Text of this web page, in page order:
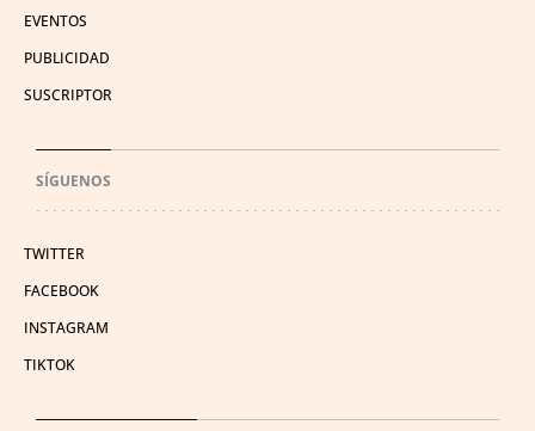
EVENTOS
PUBLICIDAD
SUSCRIPTOR
SÍGUENOS
TWITTER
FACEBOOK
INSTAGRAM
TIKTOK